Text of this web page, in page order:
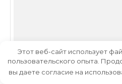
Этот веб-сайт использует
пользовательского опыта.
вы даете согласие на